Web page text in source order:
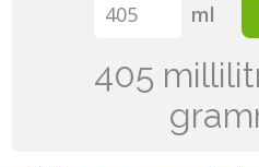
ml
405